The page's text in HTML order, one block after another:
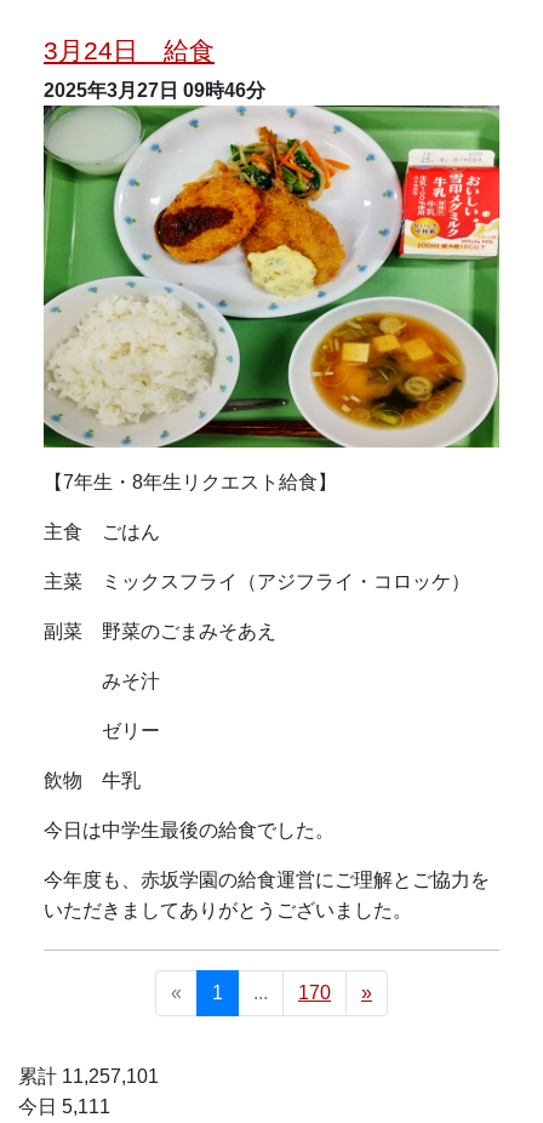
累計 11,257,101
今日 5,111
3月24日 給食
2025年3月27日 09時46分
【7年生・8年生リクエスト給食】
主食 ごはん
主菜 ミックスフライ（アジフライ・コロッケ）
副菜 野菜のごまみそあえ
みそ汁
ゼリー
飲物 牛乳
今日は中学生最後の給食でした。
今年度も、赤坂学園の給食運営にご理解とご協力を
いただきましてありがとうございました。
« 1 ... 170 »